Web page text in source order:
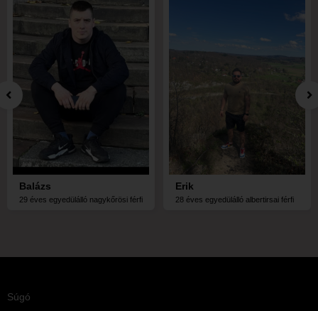
Balázs
29 éves egyedülálló nagykőrösi férfi
Erik
28 éves egyedülálló albertirsai férfi
Súgó